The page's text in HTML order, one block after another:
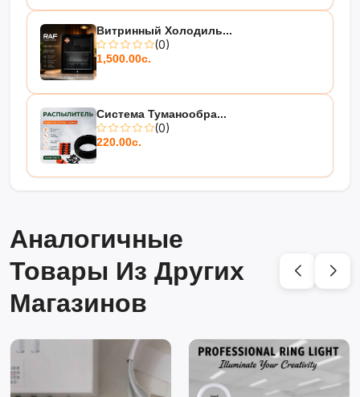
Витринный Холодиль...
(0)
1,500.00с.
Система Туманообра...
(0)
220.00с.
Аналогичные
Товары Из Других
Магазинов